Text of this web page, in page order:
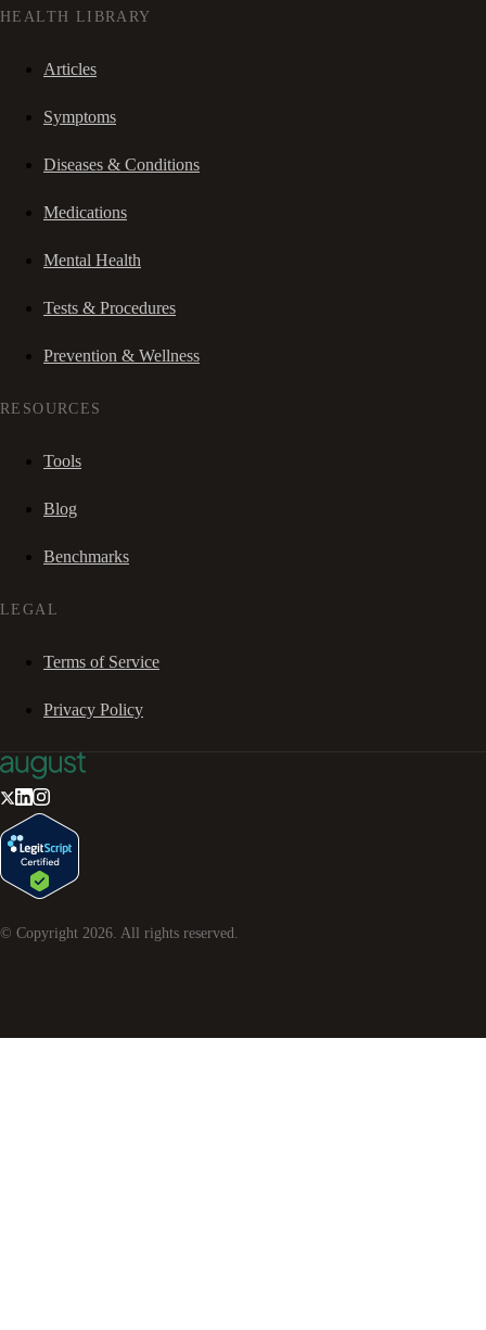
HEALTH LIBRARY
Articles
Symptoms
Diseases & Conditions
Medications
Mental Health
Tests & Procedures
Prevention & Wellness
RESOURCES
Tools
Blog
Benchmarks
LEGAL
Terms of Service
Privacy Policy
© Copyright 2026 . All rights reserved.